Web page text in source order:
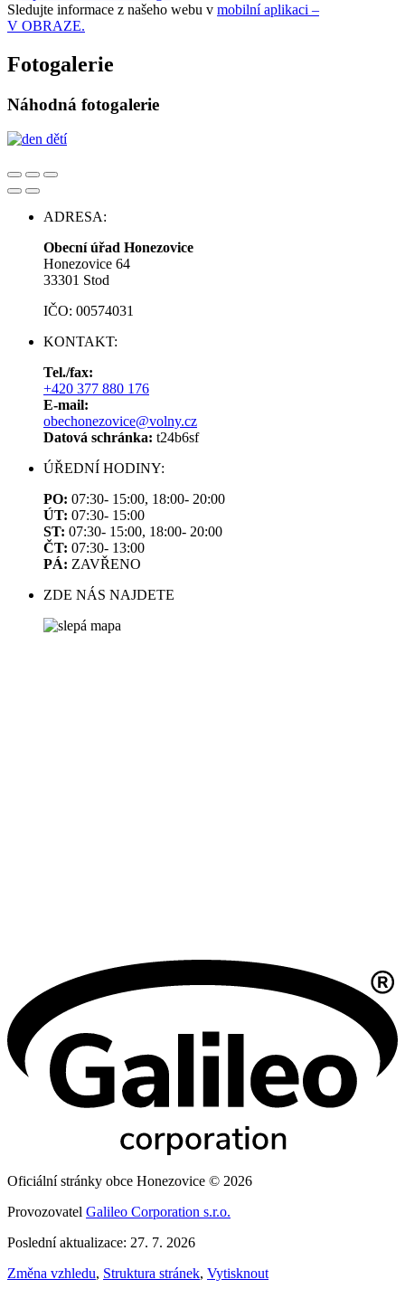
Sledujte informace z našeho webu v mobilní aplikaci –
V OBRAZE.
Fotogalerie
Náhodná fotogalerie
ADRESA:
Obecní úřad Honezovice
Honezovice 64
33301 Stod
IČO: 00574031
KONTAKT:
Tel./fax:
+420 377 880 176
E-mail:
obechonezovice@volny.cz
Datová schránka: t24b6sf
ÚŘEDNÍ HODINY:
PO: 07:30- 15:00, 18:00- 20:00
ÚT: 07:30- 15:00
ST: 07:30- 15:00, 18:00- 20:00
ČT: 07:30- 13:00
PÁ: ZAVŘENO
ZDE NÁS NAJDETE
Oficiální stránky obce Honezovice © 2026
Provozovatel Galileo Corporation s.r.o.
Poslední aktualizace: 27. 7. 2026
Změna vzhledu, Struktura stránek, Vytisknout